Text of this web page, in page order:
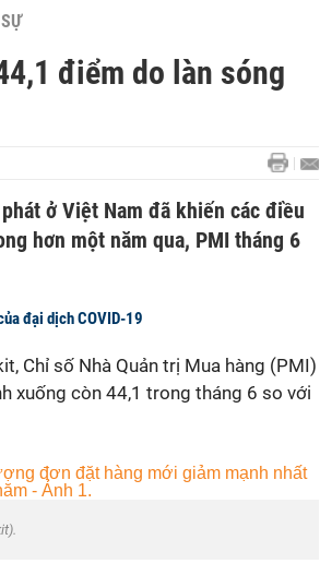
điểm do làn sóng
ở Việt Nam đã khiến các điều
hơn một năm qua, PMI tháng 6
đại dịch COVID-19
Chỉ số Nhà Quản trị Mua hàng (PMI)
xuống còn 44,1 trong tháng 6 so với